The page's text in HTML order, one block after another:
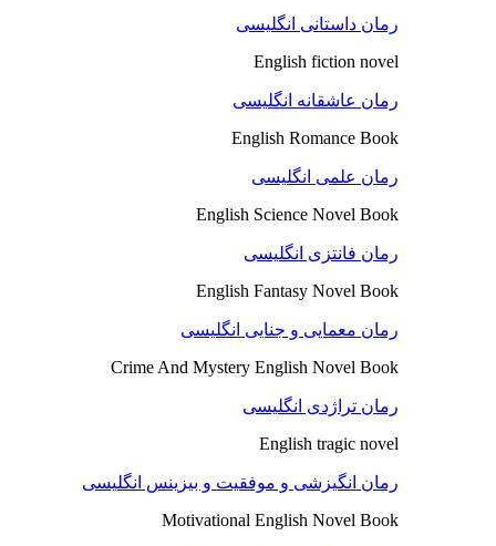
رمان داستانی انگلیسی
English fiction novel
رمان عاشقانه انگلیسی
English Romance Book
رمان علمی انگلیسی
English Science Novel Book
رمان فانتزی انگلیسی
English Fantasy Novel Book
رمان معمایی و جنایی انگلیسی
Crime And Mystery English Novel Book
رمان تراژدی انگلیسی
English tragic novel
رمان انگیزشی و موفقیت و بیزینس انگلیسی
Motivational English Novel Book